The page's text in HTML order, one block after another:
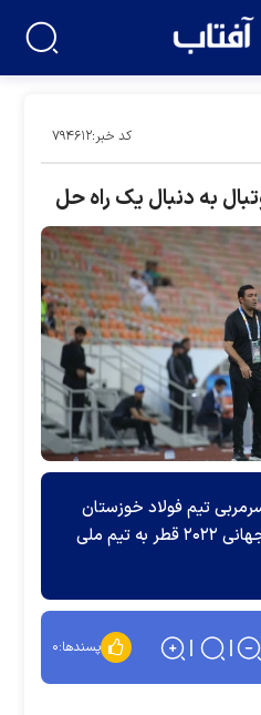
کد خبر:۷۹۴۶۱۲
به دنبال یک راه حل
تیم فولاد خوزستان
بماند و در مسابقات جام جهانی ۲۰۲۲ قطر به تیم ملی
پسندها:۰